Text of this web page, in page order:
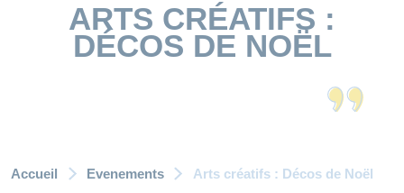
ARTS CRÉATIFS :
DÉCOS DE NOËL
Accueil Evenements Arts créatifs : Décos de Noël